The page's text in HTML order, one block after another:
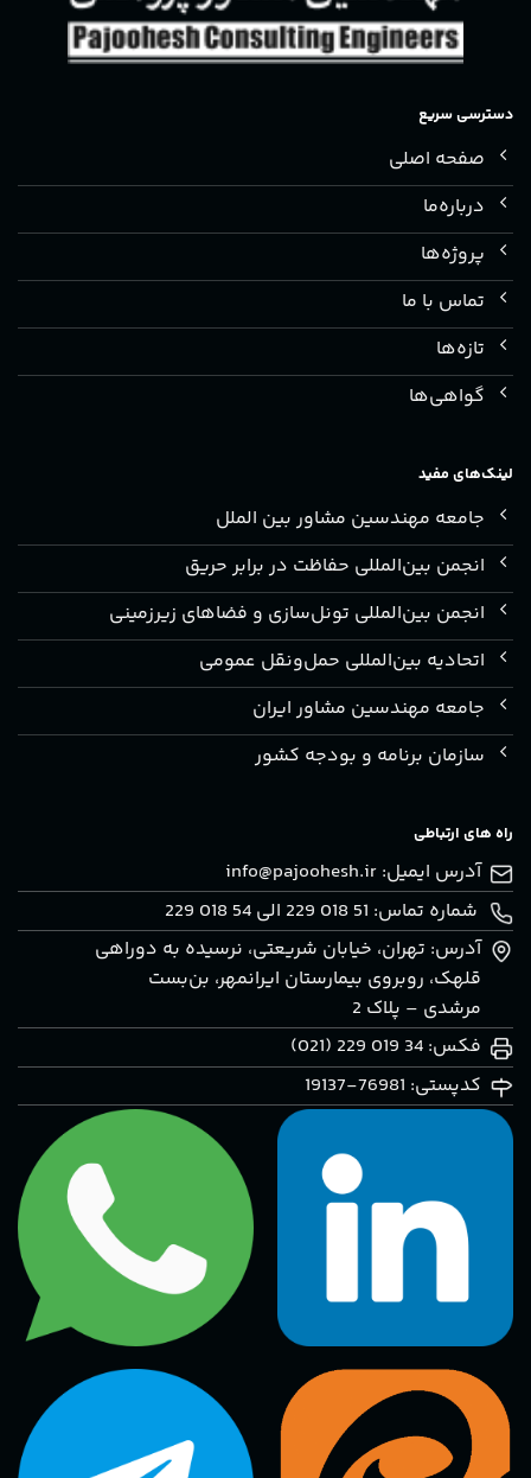
دسترسی سریع
صفحه اصلی
درباره‌ما
پروژه‌ها
تماس با ما
تازه‌ها
گواهی‌ها
لینک‌های مفید
جامعه مهندسین مشاور بین الملل
انجمن بین‌المللی حفاظت در برابر حریق
انجمن بین‌المللی تونل‌سازی و فضاهای زیرزمینی
اتحادیه بین‌المللی حمل‌ونقل عمومی
جامعه مهندسین مشاور ایران
سازمان برنامه و بودجه کشور
راه های ارتباطی
آدرس ایمیل: info@pajoohesh.ir
شماره تماس: 51 018 229 الی 54 018 229
آدرس: تهران، خيابان شريعتی، نرسيده به دوراهی
قلهک، روبروی بيمارستان ايرانمهر، بن‌بست
مرشدی – پلاک 2
فکس: 34 019 229 (021)
کدپستی: 76981-19137